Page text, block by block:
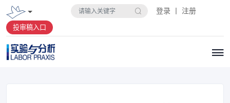
登录 丨 注册
投审稿入口